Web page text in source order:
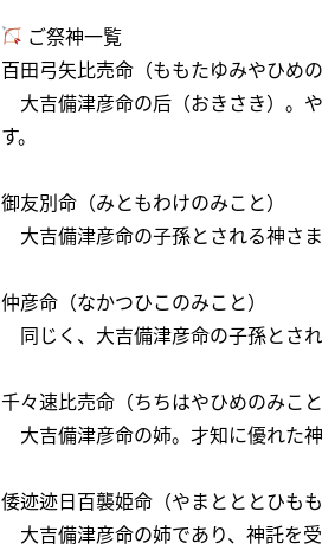
ご祭神一覧
百田弓矢比売命（ももたゆみやひめの
大吉備津彦命の后（おきさき）。
す。
御友別命（みともわけのみこと）
大吉備津彦命の子孫とされる神さま
仲彦命（なかつひこのみこと）
同じく、大吉備津彦命の子孫とされ
千々速比売命（ちちはやひめのみこと
大吉備津彦命の姉。才知に優れた神
倭迹迹日百襲姫命（やまとととひも
大吉備津彦命の姉であり、神託を